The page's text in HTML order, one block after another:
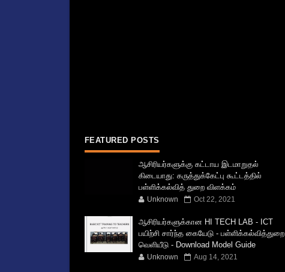
FEATURED POSTS
ஆசிரியர்களுக்கு கட்டாய இடமாறுதல்
கிடையாது: கருத்துக்கேட்பு கூட்டத்தில்
பள்ளிக்கல்வித் துறை விளக்கம்
Unknown Oct 22, 2021
ஆசிரியர்களுக்கான HI TECH LAB - ICT
பயிற்சி சார்ந்த கையேடு - பள்ளிக்கல்வித்துறை
வெளியீடு - Download Model Guide
Unknown Aug 14, 2021